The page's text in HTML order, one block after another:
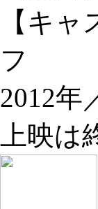
【キ
フ
2012年
上映は